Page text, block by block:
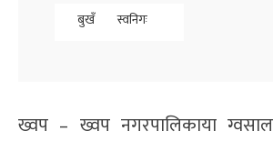
बुखँ
स्वनिगः
ख्वप – ख्वप नगरपालिकाया